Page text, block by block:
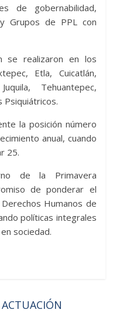
de gobernabilidad,
Grupos de PPL con
se realizaron en los
Etla, Cuicatlán,
Tehuantepec,
Psiquiátricos.
la posición número
anual, cuando
25.
de la Primavera
de ponderar el
Humanos de
políticas integrales
sociedad.
ACTUACIÓN